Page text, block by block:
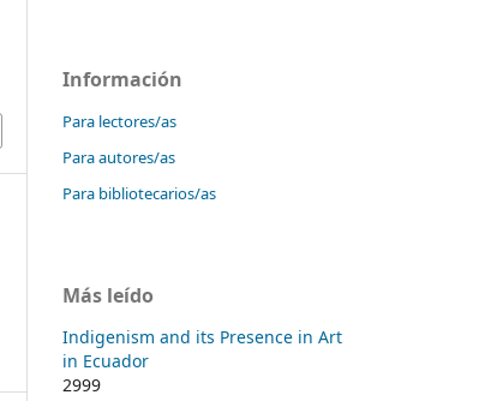
Información
Para lectores/as
Para autores/as
Para bibliotecarios/as
Más leído
Indigenism and its Presence in Art
in Ecuador
2999